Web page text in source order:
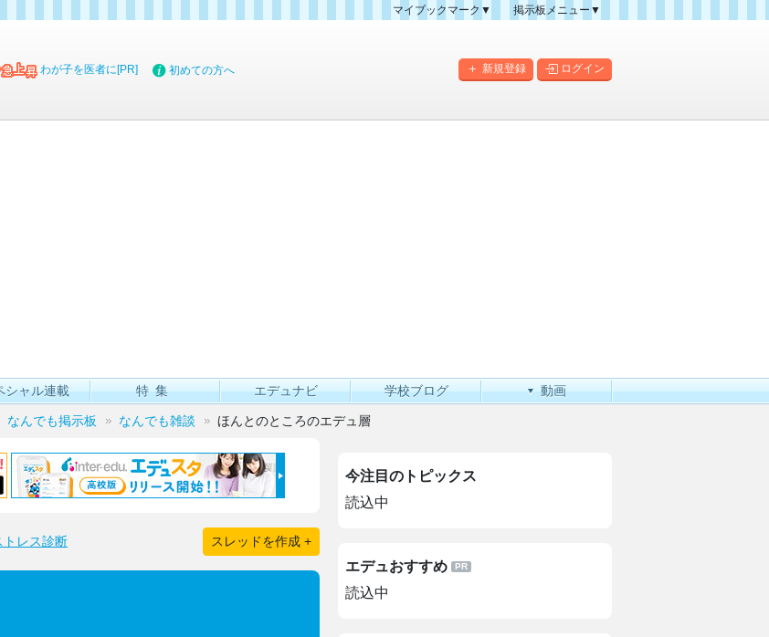
マイブックマーク▼
掲示板メニュー▼
掲示板マップ
新規登録 ログイン
わが子を医者に[PR] 初めての方へ
シャル連載 特集 エデュナビ 学校ブログ 動画
なんでも掲示板 なんでも雑談 ほんとのところのエデュ層
トレス診断 スレッドを作成 +
今注目のトピックス
読込中
エデュおすすめ
読込中